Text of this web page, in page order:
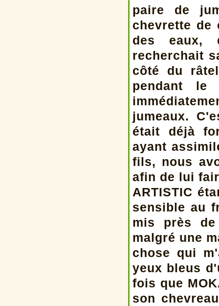
paire de
chevrette de
des eaux,
recherchait
côté du
pendant
jumeaux.
était déjà
ayant
fils, nous
afin de lui
ARTISTIC
sensible au
mis près
malgré une
chose qui
yeux bleus
fois que
son